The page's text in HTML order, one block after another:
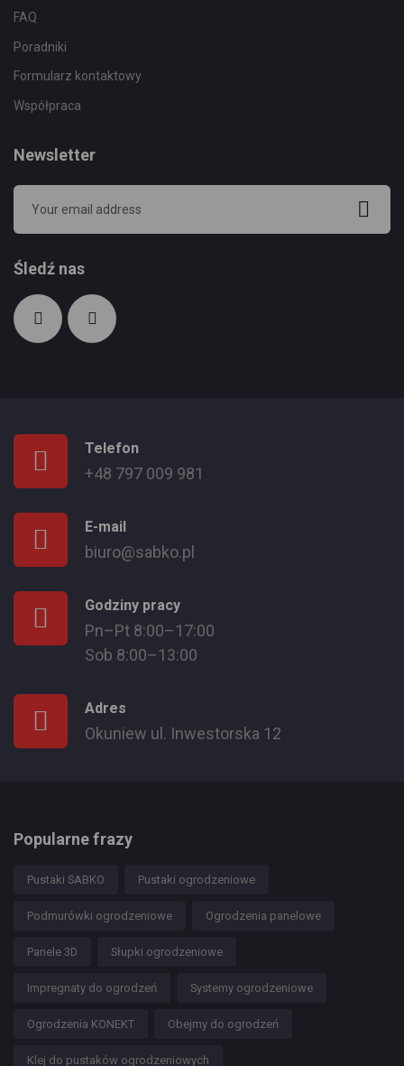
FAQ
Poradniki
Formularz kontaktowy
Współpraca
Newsletter
Śledź nas
Telefon
+48 797 009 981
E-mail
biuro@sabko.pl
Godziny pracy
Pn–Pt 8:00–17:00
Sob 8:00–13:00
Adres
Okuniew ul. Inwestorska 12
Popularne frazy
Pustaki SABKO Pustaki ogrodzeniowe
Podmurówki ogrodzeniowe Ogrodzenia panelowe
Panele 3D Słupki ogrodzeniowe
Impregnaty do ogrodzeń Systemy ogrodzeniowe
Ogrodzenia KONEKT Obejmy do ogrodzeń
Klej do pustaków ogrodzeniowych